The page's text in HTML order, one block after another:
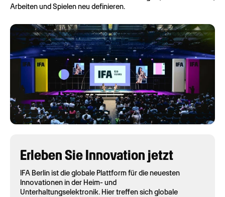
Arbeiten und Spielen neu definieren.
Erleben Sie Innovation jetzt
IFA Berlin ist die globale Plattform für die neuesten
Innovationen in der Heim- und
Unterhaltungselektronik. Hier treffen sich globale